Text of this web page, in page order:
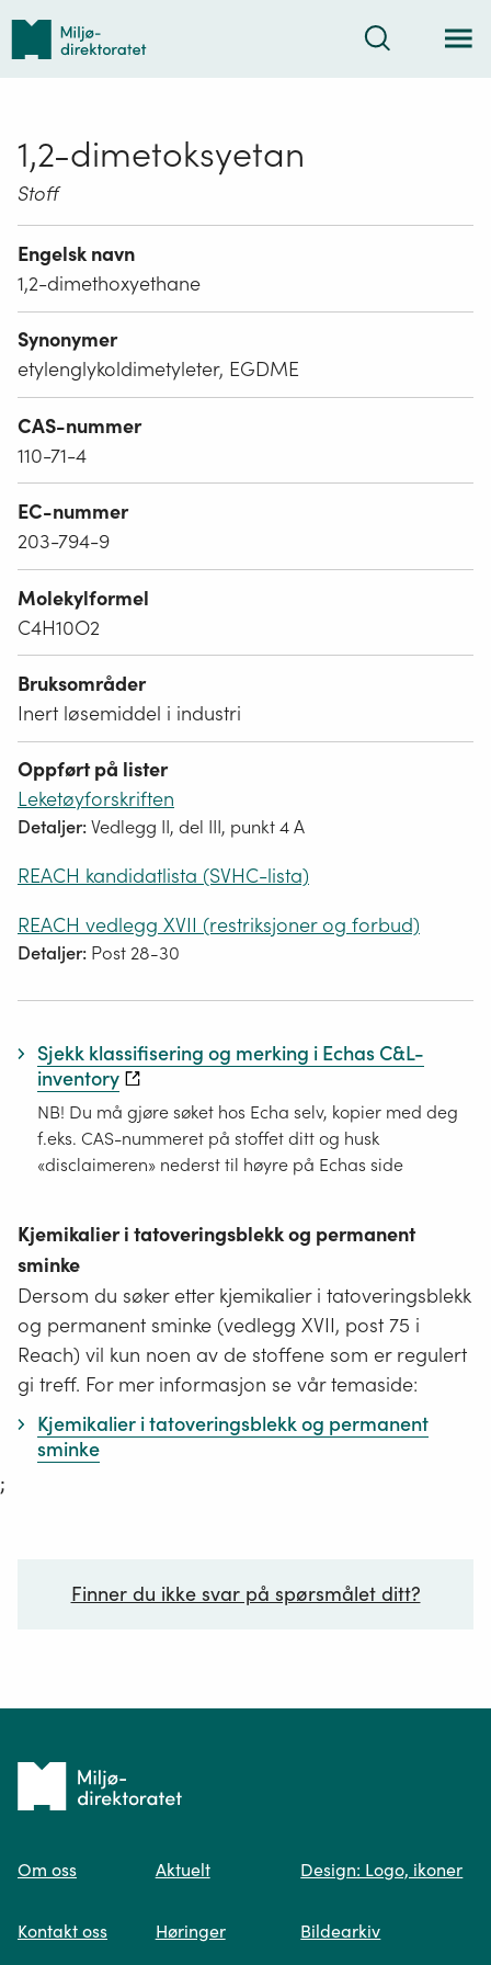
Tilbake
forsiden
Søk
1,2-dimetoksyetan
Stoff
Engelsk navn
1,2-dimethoxyethane
Synonymer
etylenglykoldimetyleter, EGDME
CAS-nummer
110-71-4
EC-nummer
203-794-9
Molekylformel
C4H10O2
Bruksområder
Inert løsemiddel i industri
Oppført på lister
Leketøyforskriften
Detaljer:Vedlegg II, del III, punkt 4 A
REACH kandidatlista (SVHC-lista)
REACH vedlegg XVII (restriksjoner og forbud)
Detaljer: Post 28-30
Sjekk klassifisering og merking i Echas C&L-
inventory
NB! Du må gjøre søket hos Echa selv, kopier med deg
f.eks. CAS-nummeret på stoffet ditt og husk
«disclaimeren» nederst til høyre på Echas side
Kjemikalier i tatoveringsblekk og permanent
sminke
Dersom du søker etter kjemikalier i tatoveringsblekk
og permanent sminke (vedlegg XVII, post 75 i
Reach) vil kun noen av de stoffene som er regulert
gi treff. For mer informasjon se vår temaside:
Kjemikalier i tatoveringsblekk og permanent
sminke
;
Finner du ikke svar på spørsmålet ditt?
Spør oss
Tilbake
forsiden
Om oss
Kontakt oss
Aktuelt
Høringer
Design: Logo, ikoner
Bildearkiv